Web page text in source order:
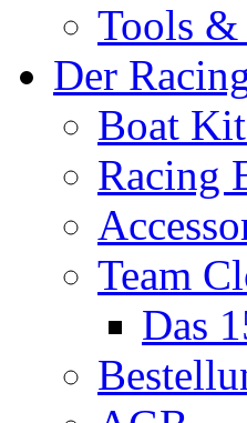
Tools &
Der
Boat
Racing
Team
Das